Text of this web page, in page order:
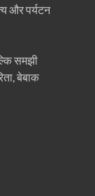
और पर्यटन
समझी
बेबाक